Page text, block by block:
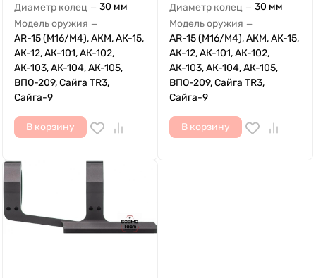
Диаметр колец — 30 мм
Модель оружия —
AR-15 (M16/M4), АКМ, АК-15,
АК-12, АК-101, АК-102,
АК-103, АК-104, АК-105,
ВПО-209, Сайга TR3,
Сайга-9
В корзину
Диаметр колец — 30 мм
Модель оружия —
AR-15 (M16/M4), АКМ, АК-15,
АК-12, АК-101, АК-102,
АК-103, АК-104, АК-105,
ВПО-209, Сайга TR3,
Сайга-9
В корзину